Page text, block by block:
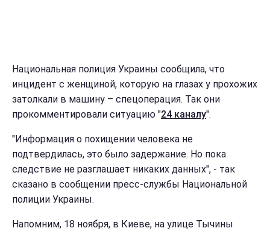
Национальная полиция Украины сообщила, что
инцидент с женщиной, которую на глазах у прохожих
затолкали в машину – спецоперация. Так они
прокомментировали ситуацию "24 каналу".
"Информация о похищении человека не
подтвердилась, это было задержание. Но пока
следствие не разглашает никаких данных", - так
сказано в сообщении пресс-службы Национальной
полиции Украины.
Напомним, 18 ноября, в Киеве, на улице Тычины